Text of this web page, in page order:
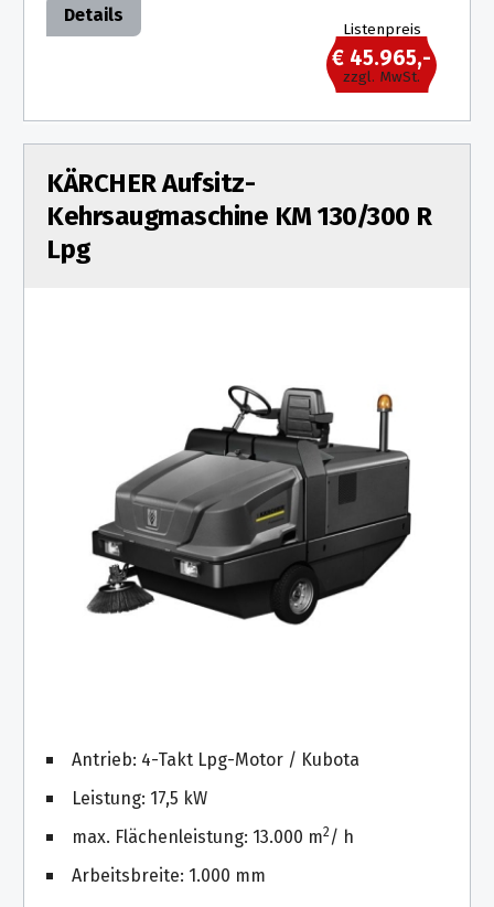
Details
Listenpreis
€ 45.965,-
zzgl. MwSt.
KÄRCHER Aufsitz-
Kehrsaugmaschine KM 130/300 R
Lpg
Antrieb: 4-Takt Lpg-Motor / Kubota
Leistung: 17,5 kW
max. Flächenleistung: 13.000 m2/ h
Arbeitsbreite: 1.000 mm